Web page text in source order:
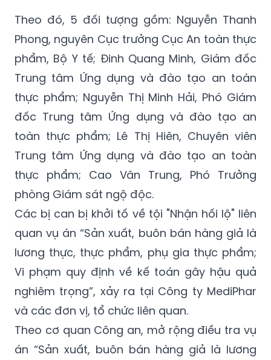
Theo đó, 5 đối tượng gồm: Nguyễn Thanh
Phong, nguyên Cục trưởng Cục An toàn thực
phẩm, Bộ Y tế; Đinh Quang Minh, Giám đốc
Trung tâm Ứng dụng và đào tạo an toàn
thực phẩm; Nguyễn Thị Minh Hải, Phó Giám
đốc Trung tâm Ứng dụng và đào tạo an
toàn thực phẩm; Lê Thị Hiên, Chuyên viên
Trung tâm Ứng dụng và đào tạo an toàn
thực phẩm; Cao Văn Trung, Phó Trưởng
phòng Giám sát ngộ độc.
Các bị can bị khởi tố về tội "Nhận hối lộ" liên
quan vụ án “Sản xuất, buôn bán hàng giả là
lương thực, thực phẩm, phụ gia thực phẩm;
Vi phạm quy định về kế toán gây hậu quả
nghiêm trọng”, xảy ra tại Công ty MediPhar
và các đơn vị, tổ chức liên quan.
Theo cơ quan Công an, mở rộng điều tra vụ
án “Sản xuất, buôn bán hàng giả là lương